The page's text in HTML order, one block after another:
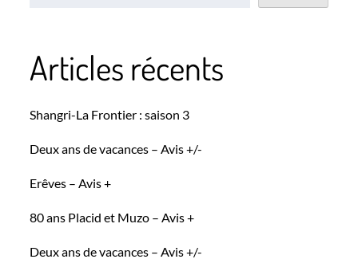
Articles récents
Shangri-La Frontier : saison 3
Deux ans de vacances – Avis +/-
Erêves – Avis +
80 ans Placid et Muzo – Avis +
Deux ans de vacances – Avis +/-